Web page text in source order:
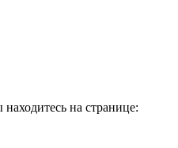
на странице: